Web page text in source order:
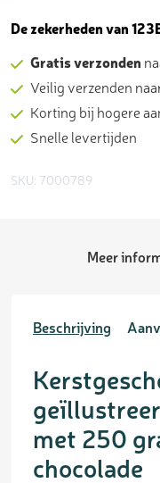
-
aantal
De zekerheden van
Gratis verzonden
Veilig verzenden
Korting bij hogere
Snelle levertijden
SKU: 7000789
Meer
Beschrijving
met 250
chocolade